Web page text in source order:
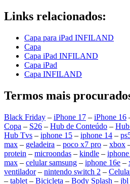
Links relacionados:
Capa para iPad INFILAND
Capa
Capa iPad INFILAND
Capa iPad
Capa INFILAND
Termos mais
Black Friday – iPhone 17 – iPhone 16
Copa – S26 – Hub de Conteúdo –
Hub Tvs – iphone 15 – iphone 14 –
max – geladeira – poco x7 pro – xbox
protein – microondas – kindle –
max – celular samsung – iphone 16e –
ventilador– nintendo switch 2 –
– tablet – Bicicleta – Body Splash – jbl